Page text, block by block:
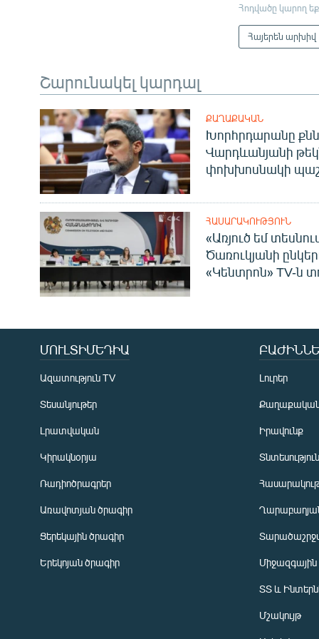
Հոդվածը կարող
Հայերեն արխիվ
Շարունակել կարդալ
ՔԱՂԱՔԱԿԱՆ
Խորհրդարանը
Վարդևանյանի
փոխխոսնակի
ՀԱՍԱՐԱԿՈՒԹՅՈՒՆ
«Առյուծ եմ
Ծառուկյանի
«Կենտրոն» TV-ն
ՄՈՒԼՏԻՄԵԴԻԱ
Ազատություն TV
Տեսանյութեր
Լրատվական
Կիրակնօրյա
Ռադիոծրագրեր
Առավոտյան ծրագիր
Ցերեկային ծրագիր
Երեկոյան ծրագիր
Լուրեր
Իրավունք
Տնտեսություն
Միջազգային
ՏՏ և
Մշակույթ